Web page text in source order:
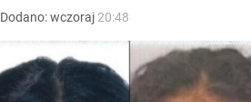
Dodano:wczoraj 20:48